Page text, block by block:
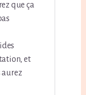
que ça
et
aurez